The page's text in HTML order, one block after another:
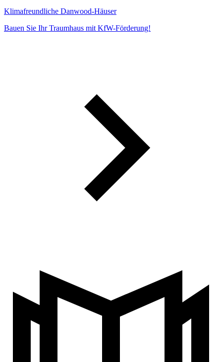
Klimafreundliche Danwood-Häuser
Bauen Sie Ihr Traumhaus mit KfW-Förderung!